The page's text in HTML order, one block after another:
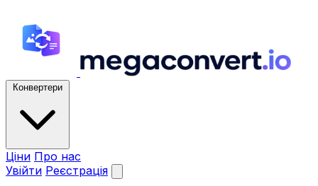
Конвертери
Ціни Про нас
Увійти Реєстрація